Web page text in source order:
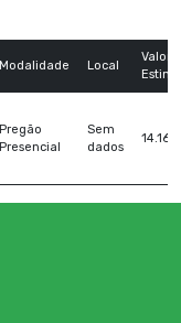
Modalidade Local
Valor
Pregão
Presencial
Sem
dados